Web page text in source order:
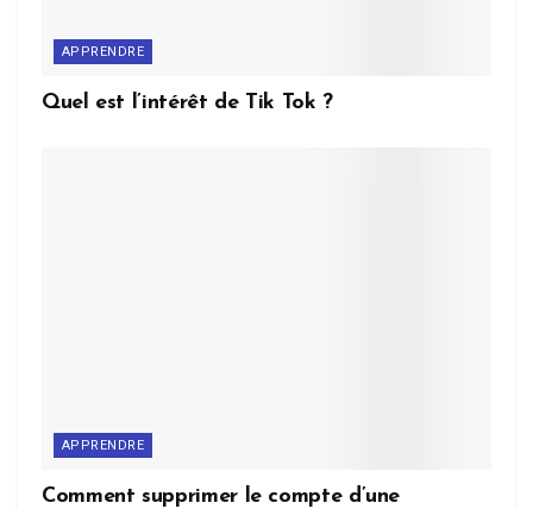
APPRENDRE
Quel est l’intérêt de Tik Tok ?
APPRENDRE
Comment supprimer le compte d’une